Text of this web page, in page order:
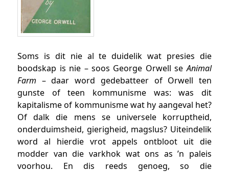
Soms is dit nie al te duidelik wat presies die
boodskap is nie – soos George Orwell seAnimal
Farm – daar word gedebatteer of Orwell ten
gunste of teen kommunisme was: was dit
kapitalisme of kommunisme wat hy aangeval het?
Of dalk die mens se universele korruptheid,
onderduimsheid, gierigheid, magslus? Uiteindelik
word al hierdie vrot appels ontbloot uit die
modder van die varkhok wat ons as ’n paleis
voorhou. En dis reeds genoeg, so die